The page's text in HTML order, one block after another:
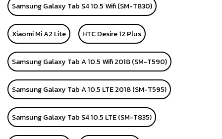
Samsung Galaxy Tab S4 10.5 Wifi (SM-T830)
Xiaomi Mi A2 Lite HTC Desire 12 Plus
Samsung Galaxy Tab A 10.5 Wifi 2018 (SM-T590)
Samsung Galaxy Tab A 10.5 LTE 2018 (SM-T595)
Samsung Galaxy Tab S4 10.5 LTE (SM-T835)